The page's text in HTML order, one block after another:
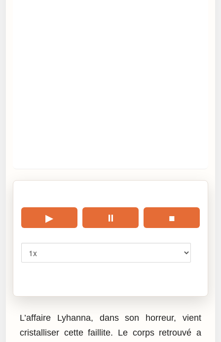
▶ ⏸ ■
L’affaire Lyhanna, dans son horreur, vient
cristalliser cette faillite. Le corps retrouvé a